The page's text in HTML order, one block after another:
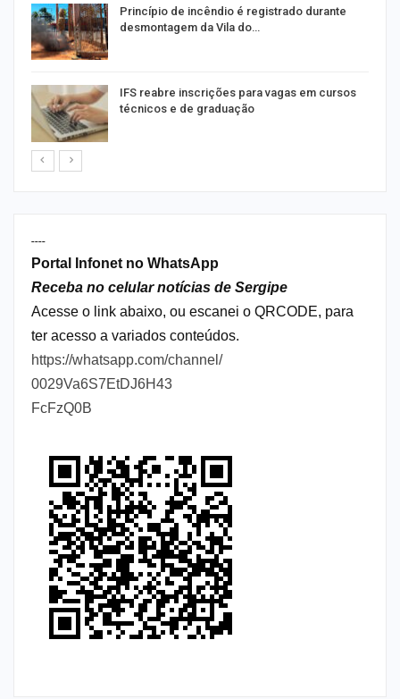
Princípio de incêndio é registrado durante
desmontagem da Vila do…
IFS reabre inscrições para vagas em cursos
técnicos e de graduação
----
Portal Infonet no WhatsApp
Receba no celular notícias de Sergipe
Acesse o link abaixo, ou escanei o QRCODE, para
ter acesso a variados conteúdos.
https://whatsapp.com/channel/
0029Va6S7EtDJ6H43
FcFzQ0B